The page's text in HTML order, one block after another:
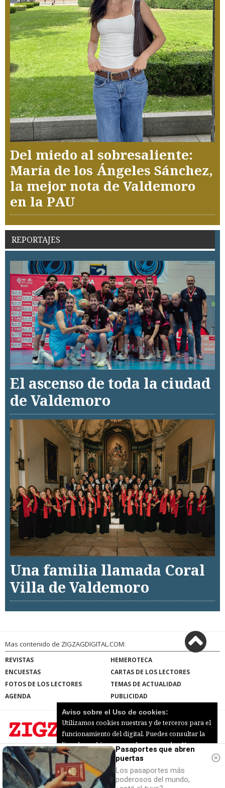
Del miedo al sobresaliente:
María de los Ángeles Sánchez,
la mejor nota de Valdemoro
en la PAU
REPORTAJES
El ascenso de toda la ciudad
de Valdemoro
Una familia llamada Coral
Villa de Valdemoro
Mas contenido de ZIGZAGDIGITAL.COM:
REVISTAS
HEMEROTECA
ENCUESTAS
CARTAS DE LOS LECTORES
FOTOS DE LOS LECTORES
TEMAS DE ACTUALIDAD
AGENDA
PUBLICIDAD
ZIGZAGDIGITAL.COM | Términos de uso|
Protección de datos|Mapa del sitio
© 2026 | Todos los derechos reservados
Pasaportes que abren
puertas
Los pasaportes más
poderosos del mundo,
Aviso sobre el Uso de cookies:
Utilizamos cookies nuestras y de terceros para el
funcionamiento del digital. Puedes consultar la
lista de cookies y como desconectarlas.Ver
nuestra Política de Privacidad y Cookies
Aceptar Cookies
Personalizar